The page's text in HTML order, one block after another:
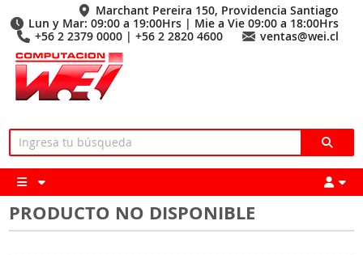
Marchant Pereira 150, Providencia Santiago
Lun y Mar: 09:00 a 19:00Hrs | Mie a Vie 09:00 a 18:00Hrs
+56 2 2379 0000 | +56 2 2820 4600
ventas@wei.cl
PRODUCTO NO DISPONIBLE